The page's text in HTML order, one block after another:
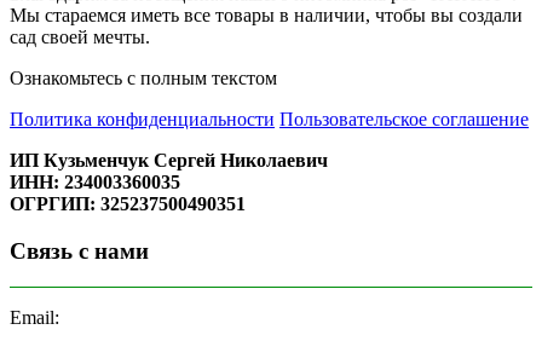
Мы стараемся иметь все товары в наличии, чтобы вы создали
сад своей мечты.
Ознакомьтесь с полным текстом
Политика конфиденциальности Пользовательское соглашение
ИП Кузьменчук Сергей Николаевич
ИНН: 234003360035
ОГРГИП: 325237500490351
Связь с нами
Email: